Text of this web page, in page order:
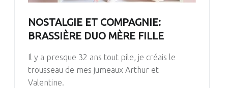
NOSTALGIE ET COMPAGNIE:
BRASSIÈRE DUO MÈRE FILLE
Il y a presque 32 ans tout pile, je créais le
trousseau de mes jumeaux Arthur et
Valentine.